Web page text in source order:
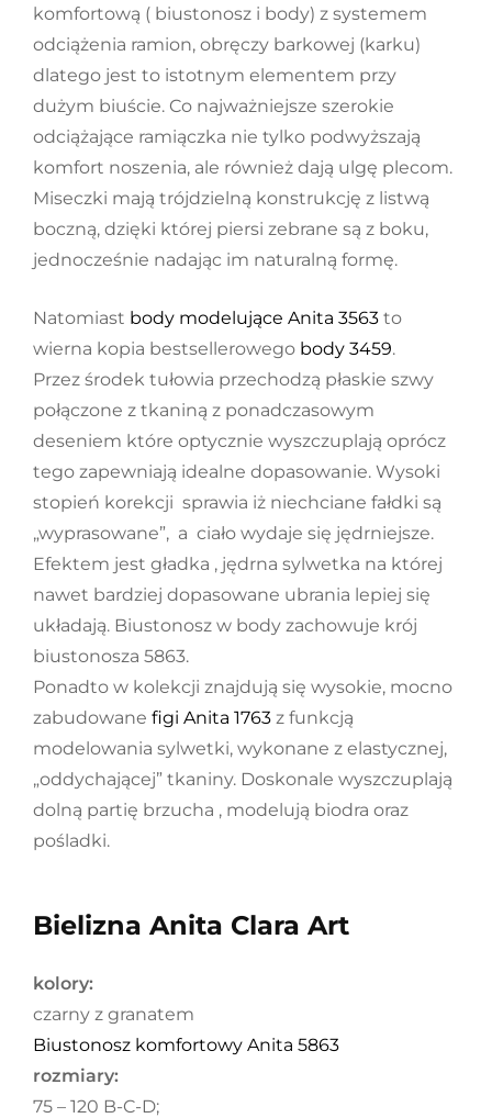
komfortową ( biustonosz i body) z systemem
odciążenia ramion, obręczy barkowej (karku)
dlatego jest to istotnym elementem przy
dużym biuście. Co najważniejsze szerokie
odciążające ramiączka nie tylko podwyższają
komfort noszenia, ale również dają ulgę plecom.
Miseczki mają trójdzielną konstrukcję z listwą
boczną, dzięki której piersi zebrane są z boku,
jednocześnie nadając im naturalną formę.
Natomiast body modelujące Anita 3563 to
wierna kopia bestsellerowego body 3459.
Przez środek tułowia przechodzą płaskie szwy
połączone z tkaniną z ponadczasowym
deseniem które optycznie wyszczuplają oprócz
tego zapewniają idealne dopasowanie. Wysoki
stopień korekcji sprawia iż niechciane fałdki są
„wyprasowane”, a ciało wydaje się jędrniejsze.
Efektem jest gładka , jędrna sylwetka na której
nawet bardziej dopasowane ubrania lepiej się
układają. Biustonosz w body zachowuje krój
biustonosza 5863.
Ponadto w kolekcji znajdują się wysokie, mocno
zabudowane figi Anita 1763 z funkcją
modelowania sylwetki, wykonane z elastycznej,
„oddychającej” tkaniny. Doskonale wyszczuplają
dolną partię brzucha , modelują biodra oraz
pośladki.
Bielizna Anita Clara Art
kolory:
czarny z granatem
Biustonosz komfortowy Anita 5863
rozmiary:
75 – 120 B-C-D;